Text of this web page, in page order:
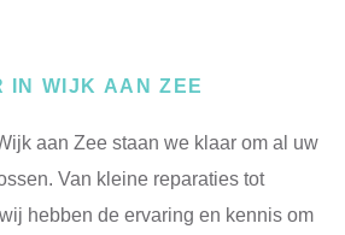
IN WIJK AAN ZEE
aan Zee staan we klaar om al uw
Van kleine reparaties tot
hebben de ervaring en kennis om